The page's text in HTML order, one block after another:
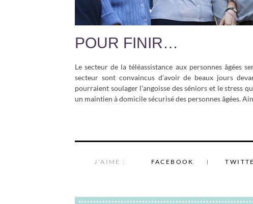
POUR FINIR…
Le secteur de la téléassistance aux personnes âgées
secteur sont convaincus d’avoir de beaux jours
pourraient soulager l’angoisse des séniors et le stress
un maintien à domicile sécurisé des personnes âgées.
J'AIME : FACEBOOK